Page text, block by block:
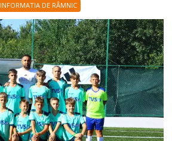
INFORMATIA DE RÂMNIC